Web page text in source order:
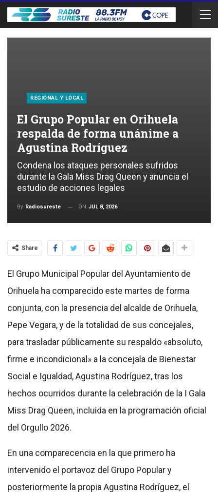
REGIONAL Y LOCAL
El Grupo Popular en Orihuela
respalda de forma unánime a
Agustina Rodríguez
Condena los ataques personales sufridos
durante la Gala Miss Drag Queen y anuncia el
estudio de acciones legales
By Radiosureste ON JUL 8, 2026
Share
El Grupo Municipal Popular del Ayuntamiento de
Orihuela ha comparecido este martes de forma
conjunta, con la presencia del alcalde de Orihuela,
Pepe Vegara, y de la totalidad de sus concejales,
para trasladar públicamente su respaldo «absoluto,
firme e incondicional» a la concejala de Bienestar
Social e Igualdad, Agustina Rodríguez, tras los
hechos ocurridos durante la celebración de la I Gala
Miss Drag Queen, incluida en la programación oficial
del Orgullo 2026.
En una comparecencia en la que primero ha
intervenido el portavoz del Grupo Popular y
posteriormente la propia Agustina Rodríguez, el